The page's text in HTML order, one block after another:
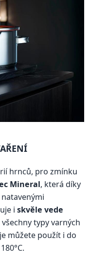
hrnců, pro zmínku
Mineral, která díky
i skvěle vede
typy varných
můžete použít i do